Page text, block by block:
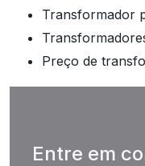
transformador
preço de
Entre em